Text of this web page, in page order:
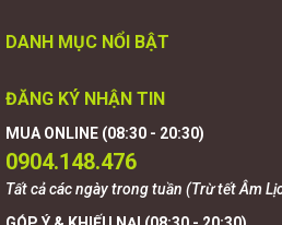
DANH MỤC NỔI BẬT
ĐĂNG KÝ NHẬN TIN
MUA ONLINE (08:30 - 20:30)
0904.148.476
Tất cả các ngày trong tuần (Trừ tết Âm